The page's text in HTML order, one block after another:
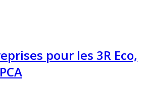
pour les 3R Eco,